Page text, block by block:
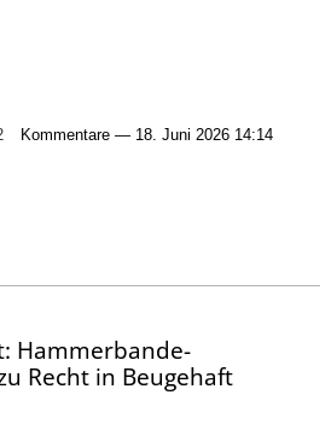
Kommentare — 18. Juni 2026 14:14
Hammerbande-
Recht in Beugehaft